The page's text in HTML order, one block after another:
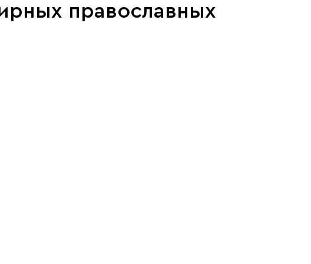
православных